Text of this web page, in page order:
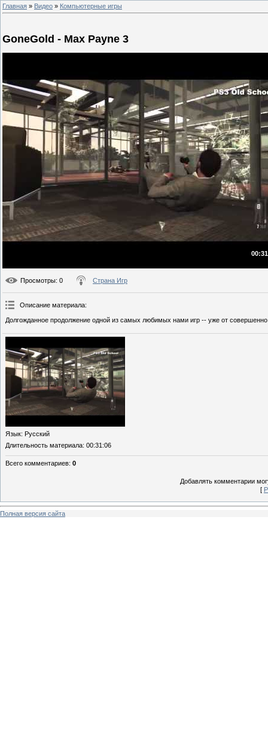
Главная » Видео » Компьютерные игры
GoneGold - Max Payne 3
Просмотры: 0 Страна Игр
Описание материала:
Долгожданное продолжение одной из самых любимых нами игр -- уже от
Язык: Русский
Длительность материала: 00:31:06
Всего комментариев: 0
Добавлять комментарии
[
Полная версия сайта